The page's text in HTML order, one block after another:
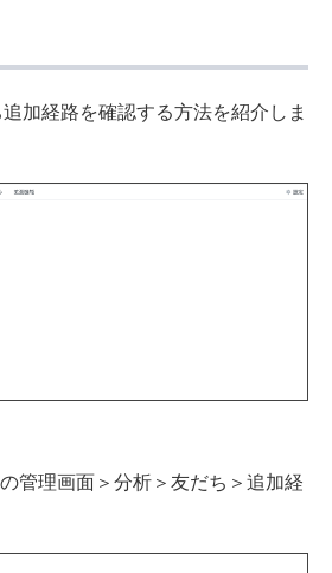
加経路を確認する方法を紹介しま
管理画面＞分析＞友だち＞追加経